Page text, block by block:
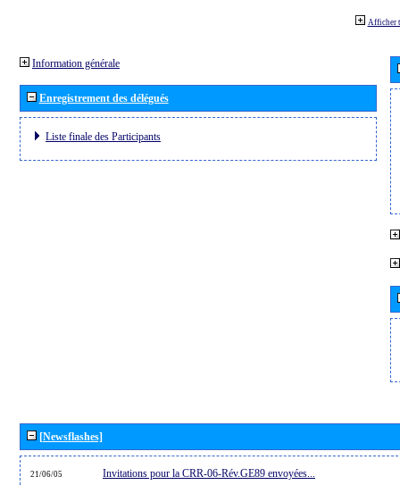
Afficher
Information générale
Enregistrement des délégués
Liste finale des Participants
[Newsflashes]
21/06/05 Invitations pour la CRR-06-Rév.GE89 envoyées...